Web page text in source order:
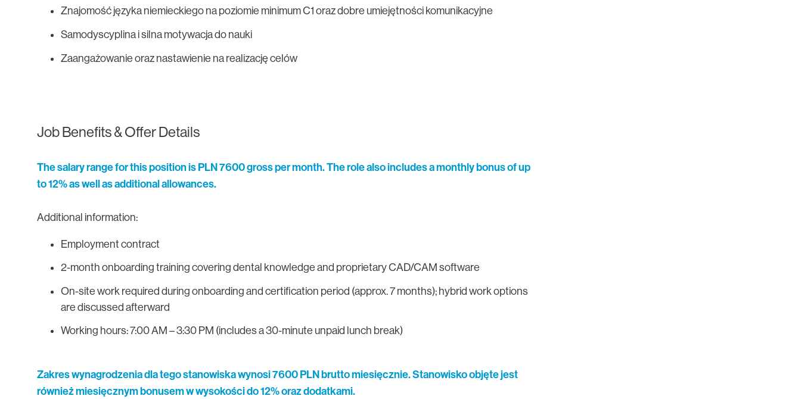
Znajomość języka niemieckiego na poziomie minimum C1 oraz dobre umiejętności komunikacyjne
Samodyscyplina i silna motywacja do nauki
Zaangażowanie oraz nastawienie na realizację celów
Job Benefits & Offer Details
The salary range for this position is PLN 7600 gross per month. The role also includes a monthly bonus of up
to 12% as well as additional allowances.
Additional information:
Employment contract
2-month onboarding training covering dental knowledge and proprietary CAD/CAM software
On-site work required during onboarding and certification period (approx. 7 months); hybrid work options
are discussed afterward
Working hours: 7:00 AM – 3:30 PM (includes a 30-minute unpaid lunch break)
Zakres wynagrodzenia dla tego stanowiska wynosi 7600 PLN brutto miesięcznie. Stanowisko objęte jest
również miesięcznym bonusem w wysokości do12% oraz dodatkami.